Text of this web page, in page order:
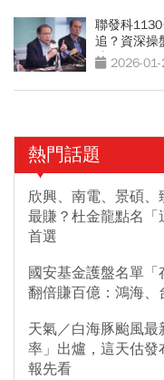
聯發科
追？資深操
成」2026-
熱門話題
欣興、南電、景碩、
最賺？杜金龍點名
首選
國安基金護盤名單
翻倍賺百億：鴻海
天氣／白海豚颱風
率」出爐，這天估發
報先看